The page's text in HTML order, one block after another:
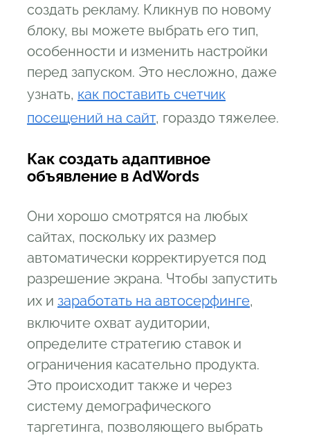
создать рекламу. Кликнув по новому
блоку, вы можете выбрать его тип,
особенности и изменить настройки
перед запуском. Это несложно, даже
узнать, как поставить счетчик
посещений на сайт, гораздо тяжелее.
Как создать адаптивное
объявление в AdWords
Они хорошо смотрятся на любых
сайтах, поскольку их размер
автоматически корректируется под
разрешение экрана. Чтобы запустить
их и заработать на автосерфинге,
включите охват аудитории,
определите стратегию ставок и
ограничения касательно продукта.
Это происходит также и через
систему демографического
таргетинга, позволяющего выбрать